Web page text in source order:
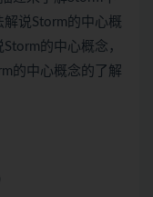
说Storm的中心概
的中心概念，
的中心概念的了解